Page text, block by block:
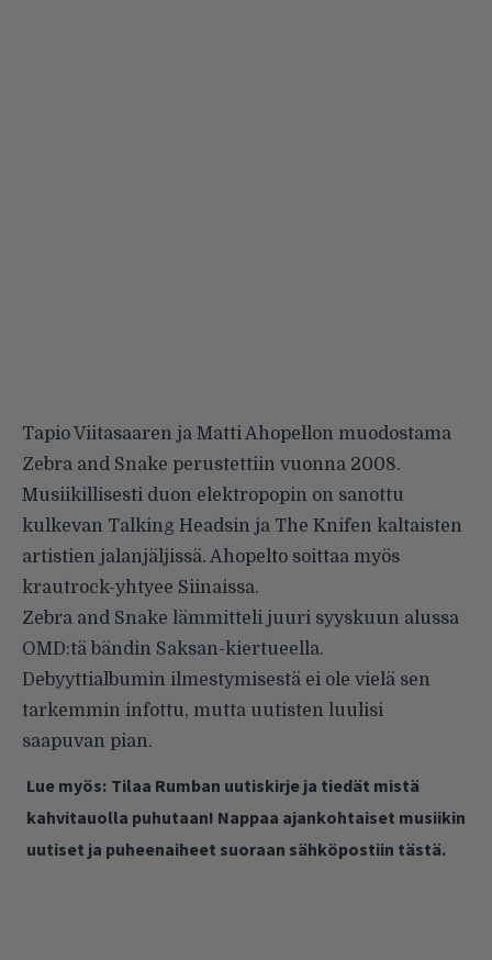
Tapio Viitasaaren ja Matti Ahopellon muodostama
Zebra and Snake perustettiin vuonna 2008.
Musiikillisesti duon elektropopin on sanottu
kulkevan Talking Headsin ja The Knifen kaltaisten
artistien jalanjäljissä. Ahopelto soittaa myös
krautrock-yhtyee Siinaissa.
Zebra and Snake lämmitteli juuri syyskuun alussa
OMD:tä bändin Saksan-kiertueella.
Debyyttialbumin ilmestymisestä ei ole vielä sen
tarkemmin infottu, mutta uutisten luulisi
saapuvan pian.
Lue myös: Tilaa Rumban uutiskirje ja tiedät mistä
kahvitauolla puhutaan! Nappaa ajankohtaiset musiikin
uutiset ja puheenaiheet suoraan sähköpostiin tästä.